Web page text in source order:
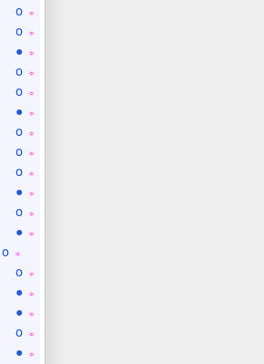
☼
o
☼
o
☼
●
☼
o
☼
o
☼
●
☼
o
☼
o
☼
o
☼
●
☼
o
☼
●
☼
o
☼
o
☼
●
☼
●
☼
o
☼
●